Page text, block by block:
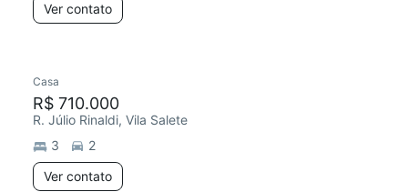
Ver contato
Casa
R$ 710.000
R. Júlio Rinaldi, Vila Salete
3
2
Ver contato